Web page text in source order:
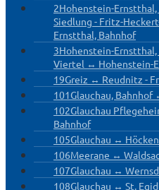
2Hohenstein-
Siedlung - Fritz-
Ernstthal, Bahnhof
3Hohenstein-
Viertel ↔ Hohenstein-
19Greiz ↔ Reudnitz -
101Glauchau, Bahnhof
102Glauchau
Bahnhof
105Glauchau ↔
106Meerane ↔
107Glauchau ↔
108Glauchau ↔ St.